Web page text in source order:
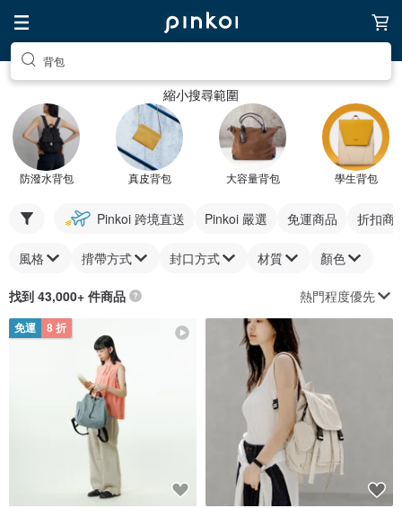
背包
縮小搜尋範圍
防潑水背包 真皮背包 大容量背包 學生背包
Pinkoi 跨境直送 Pinkoi 嚴選 免運商品 折扣商
風格 揹帶方式 封口方式 材質 顏色
找到 43,000+ 件商品 熱門程度優先
免運 8 折